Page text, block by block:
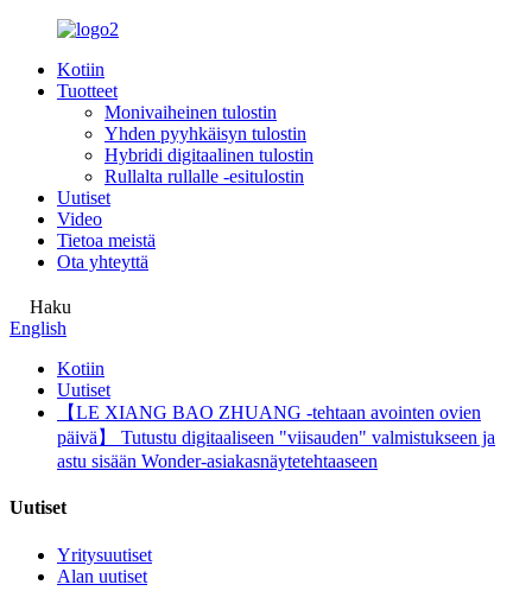
Kotiin
Tuotteet
Monivaiheinen tulostin
Yhden pyyhkäisyn tulostin
Hybridi digitaalinen tulostin
Rullalta rullalle -esitulostin
Uutiset
Video
Tietoa meistä
Ota yhteyttä
Haku
English
Kotiin
Uutiset
【LE XIANG BAO ZHUANG -tehtaan avointen ovien
päivä】 Tutustu digitaaliseen "viisauden" valmistukseen ja
astu sisään Wonder-asiakasnäytetehtaaseen
Uutiset
Yritysuutiset
Alan uutiset